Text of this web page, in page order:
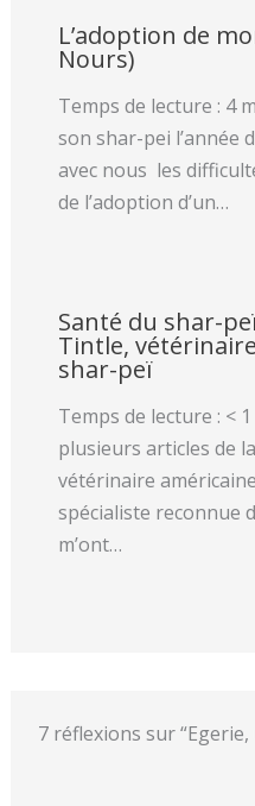
L’adoption de
Nours)
Temps de lecture : 4
son shar-pei l’année
avec nous les
de l’adoption d’un…
Santé du shar-
Tintle,
shar-peï
Temps de lecture : <
plusieurs articles de
vétérinaire
spécialiste reconnue
m’ont…
7 réflexions sur